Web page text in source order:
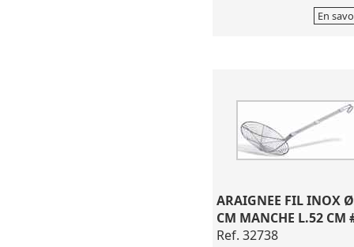
En
ARAIGNEE FIL INOX
CM MANCHE L.52 CM
Ref. 32738